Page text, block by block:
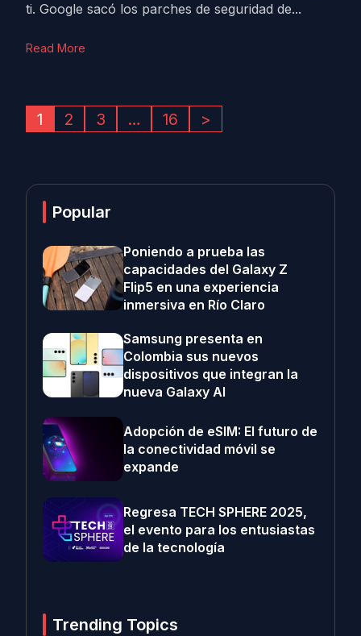
ti. Google sacó los parches de seguridad de...
Read More
1 2 3 … 16 >
Popular
Poniendo a prueba las
capacidades del Galaxy Z
Flip5 en una experiencia
inmersiva en Río Claro
Samsung presenta en
Colombia sus nuevos
dispositivos que integran la
nueva Galaxy AI
Adopción de eSIM: El futuro de
la conectividad móvil se
expande
Regresa TECH SPHERE 2025,
el evento para los entusiastas
de la tecnología
Trending Topics